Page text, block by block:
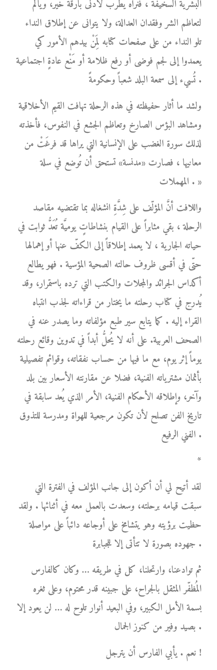
البشرية السخيفة ، فنراه يطرب لأدنى بارقة خير، ويألم
لتعاظم الشر وفقدان العدالة، ولا يتوانى عن إطلاق النداء
تلو النداء من على صفحات كتابه لِمَنْ بيدهم الأمور كي
يعمدوا إلى لجم فوضى أو رفع ظلامة أو مَنْع عادةٍ اجتماعية
تُسيء إلى سمعة البلد شعباً وحكومةً .
ولشد ما أثار حفيظته في هذه الرحلة تهافت القيم الأخلاقية
ومشاهد البؤس الصارخ وتعاظم الجشع في النفوس، فأخذته
لذلك سورة الغضب على الإنسانية التي يراها قد فرغَتْ من
معانيها ، فصارت «مدنسة» تستحق أن تُوضع في سلة
المهملات . »
واللافت أنَّ المؤلّف على شِدَّةِ انشغاله بما تقتضيه مقاصد
الرحلة ، بقي مثابراً على القيام بنشاطاتٍ يوميَّة تُعَدُّ ثوابت في
حياته الجارية ، لا يعمد إطلاقاً إلى الكفّ عنها أو إهمالها
حتّى في أقسى ظروف حالته الصحية المؤسية . فهو يطالع
أكداس الجرائد والمجلات والكتب التي ترده باستمرار، وقد
يُدرج في كتاب رحلته ما يختار من قراءاته لجذب انتباه
القراء إليه . كما يتابع سير طبع مؤلفاته وما يصدر عنه في
الصحف العربية. على أنه لا يُحلُّ أبداً في تدوين وقائع رحلته
يوماً إثر يوم، مع ما فيها من حساب نفقاته، وقوائم تفصيلية
بأثمان مشترياته الفنية، فضلا عن مقارنته الأسعار بين بلد
وآخر، وإطلاقه الأحكام الفنية، الأمر الذي يُعد سابقة في
تاريخ الفن تصلح لأن تكون مرجعية للهواة ومدرسة للتذوق
الفني الرفيع .
*
لقد أتيح لي أن أكون إلى جانب المؤلف في الفترة التي
سبقت قيامه برحلته، وسعدت بالعمل معه في أثنائها . ولقد
حظيت برؤيته وهو يتشامخ على أوجاعه دائباً على مواصلة
جهوده بصورة لا تتأتى إلا للجبابرة .
ثم توادعنا، وارتحلنا، كل في طريقه … وكان كالفارس
المُظفّر المثقل بالجراح، على جبينه قدر محتوم، وعلى ثغره
بسمة الأمل الكبير، وفي البعيد أنوار تلوح له … لن يعود إلا
بصيد وفير من كنوز الجمال .
نعم . يأبي الفارس أن يترجل !